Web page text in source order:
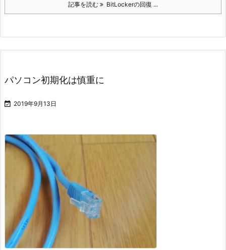
記事を読む BitLockerの回復 ...
パソコン初期化は慎重に
 2019年9月13日